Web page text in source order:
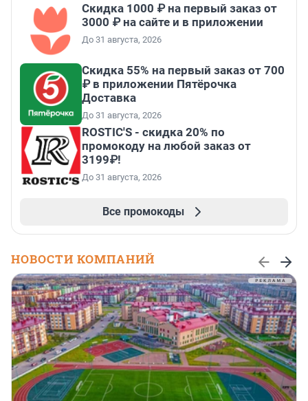
Скидка 1000 ₽ на первый заказ от
3000 ₽ на сайте и в приложении
До 31 августа, 2026
Скидка 55% на первый заказ от 700
₽ в приложении Пятёрочка
Доставка
До 31 августа, 2026
ROSTIC'S - скидка 20% по
промокоду на любой заказ от
3199₽!
До 31 августа, 2026
Все промокоды
НОВОСТИ КОМПАНИЙ